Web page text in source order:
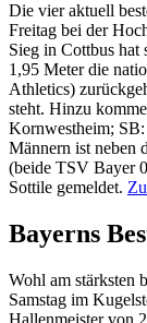
Die vier aktuell
Freitag bei der
Sieg in Cottbus
1,95 Meter die
Athletics)
steht. Hinzu
Kornwestheim;
Männern ist neben
(beide TSV Bayer
Sottile gemeldet.
Bayerns
Wohl am stärksten
Samstag im
Hallenmeister von